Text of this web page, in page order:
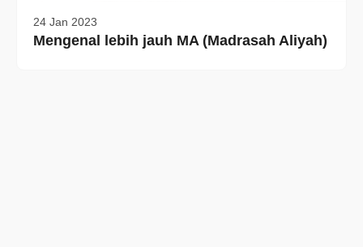
24 Jan 2023
Mengenal lebih jauh MA (Madrasah Aliyah)